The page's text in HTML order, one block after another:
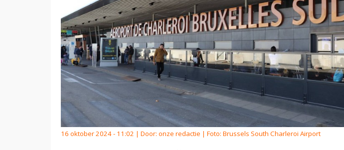
16 oktober 2024 - 11:02 | Door: onze redactie | Foto: Brussels South Charleroi Airport